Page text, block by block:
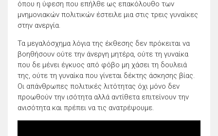
όπου η ύφεση που επήλθε ως επακόλουθο των
μνημονιακών πολιτικών έστειλε μια στις τρεις γυναίκες
στην ανεργία.
Τα μεγαλόσχημα λόγια της έκθεσης δεν πρόκειται να
βοηθήσουν ούτε την άνεργη μητέρα, ούτε τη γυναίκα
που δε μένει έγκυος από φόβο μη χάσει τη δουλειά
της, ούτε τη γυναίκα που γίνεται δέκτης άσκησης βίας.
Οι απάνθρωπες πολιτικές λιτότητας όχι μόνο δεν
προωθούν την ισότητα αλλά αντίθετα επιτείνουν την
ανισότητα και πρέπει να τις ανατρέψουμε.